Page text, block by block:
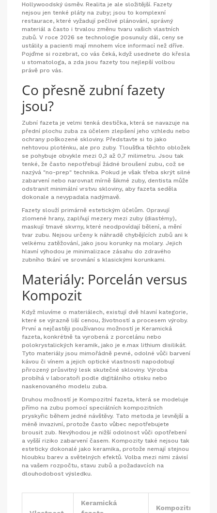
Hollywoodský úsměv. Realita je ale složitější. Fazety
nejsou jen tenké pláty na zuby; jsou to komplexní
restaurace, které vyžadují pečlivé plánování, správný
materiál a často i trvalou změnu tvaru vašich vlastních
zubů. V roce 2026 se technologie posunuly dál, ceny se
ustálily a pacienti mají mnohem více informací než dříve.
Pojďme si rozebrat, co vás čeká, když usednete do křesla
u stomatologa, a zda jsou fazety tou nejlepší volbou
právě pro vás.
Co přesně zubní fazety
jsou?
Zubní fazeta je velmi tenká destička, která se navazuje na
přední plochu zuba za účelem zlepšení jeho vzhledu nebo
ochrany poškozené skloviny. Představte si to jako
nehtovou ploténku, ale pro zuby. Tloušťka těchto obložek
se pohybuje obvykle mezi 0,3 až 0,7 milimetru. Jsou tak
tenké, že často nepotřebují žádné broušení zubu, což se
nazývá "no-prep" technika. Pokud je však třeba skrýt silné
zabarvení nebo narovnat mírně šikmé zuby, dentista může
odstranit minimální vrstvu skloviny, aby fazeta seděla
dokonale a nevypadala nadýmavě.
Fazety slouží primárně estetickým účelům. Opravují
zlomené hrany, zaplňují mezery mezi zuby (diastémy),
maskují tmavé skvrny, které neodpovídají bělení, a mění
tvar zubu. Nejsou určeny k náhradě chybějících zubů ani k
velkému zatěžování, jako jsou korunky na molary. Jejich
hlavní výhodou je minimalizace zásahu do zdravého
zubního tkání ve srovnání s klasickými korunkami.
Materiály: Porcelán versus
Kompozit
Když mluvíme o materiálech, existují dvě hlavní kategorie,
které se výrazně liší cenou, životností a procesem výroby.
První a nejčastěji používanou možností je Keramická
fazeta, konkrétně ta vyrobená z porcelánu nebo
polokrystalických keramik, jako je e.max lithium disilikát.
Tyto materiály jsou mimořádně pevné, odolné vůči barvení
kávou či vínem a jejich optické vlastnosti napodobují
přirozený průsvitný lesk skutečné skloviny. Výroba
probíhá v laboratoři podle digitálního otisku nebo
naskenovaného modelu zuba.
Druhou možností je Kompozitní fazeta, která se modeluje
přímo na zubu pomocí speciálních kompozitních
pryskyřic během jedné návštěvy. Tato metoda je levnější a
méně invazivní, protože často vůbec nepotřebujete
brousit zub. Nevýhodou je nižší odolnost vůči opotřebení
a vyšší riziko zabarvení časem. Kompozity také nejsou tak
esteticky dokonalé jako keramika, protože nemají stejnou
hloubku barev a světelných efektů. Volba mezi nimi závisí
na vašem rozpočtu, stavu zubů a požadavcích na
dlouhodobost výsledku.
Keramická
Kompozitní